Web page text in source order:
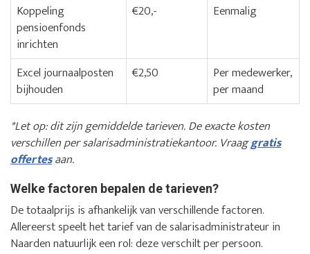
Koppeling
pensioenfonds
inrichten
€20,- Eenmalig
Excel journaalposten
bijhouden
€2,50
Per medewerker,
per maand
*Let op: dit zijn gemiddelde tarieven. De exacte kosten
verschillen per salarisadministratiekantoor. Vraaggratis
offertesaan.
Welke factoren bepalen de tarieven?
De totaalprijs is afhankelijk van verschillende factoren.
Allereerst speelt het tarief van de salarisadministrateur in
Naarden natuurlijk een rol: deze verschilt per persoon.